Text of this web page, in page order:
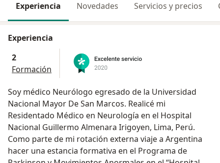
Experiencia Novedades Servicios y precios
Experiencia
2
Formación
Soy médico Neurólogo egresado de la Universidad
Nacional Mayor De San Marcos. Realicé mi
Residentado Médico en Neurología en el Hospital
Nacional Guillermo Almenara Irigoyen, Lima, Perú.
Como parte de mi rotación externa viaje a Argentina
hacer una estancia formativa en el Programa de